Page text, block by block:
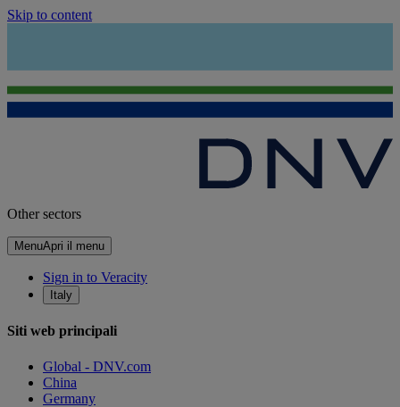
Skip to content
Other sectors
MenuApri il menu
Sign in to Veracity
Italy
Siti web principali
Global - DNV.com
China
Germany